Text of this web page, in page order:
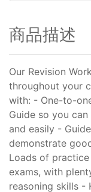
商品描述
Our Revision
throughout your
with: - One-to-
Guide so you
and easily -
demonstrate
Loads of
exams, with
reasoning skills -